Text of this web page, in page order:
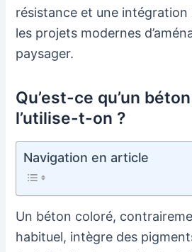
résistance et une intégration
les projets modernes
paysager.
Qu’est-ce qu’un
l’utilise-t-on ?
Navigation en article
Un béton coloré,
habituel, intègre des